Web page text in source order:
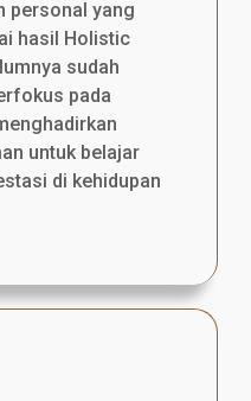
personal yang
hasil Holistic
sudah
pada
untuk belajar
di kehidupan